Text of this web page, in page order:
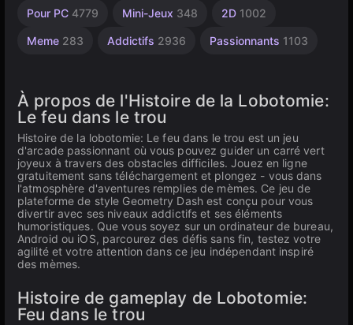
Pour PC 4779 Mini-Jeux 348 2D 1002
Meme 283 Addictifs 2936 Passionnants 1103
Sans
2846
Saut
Agilité
Bureau
À 1
4145
Indépendants
Géométrie
Navigateur
Construct
À propos de l'Histoire de la Lobotomie:
Le feu dans le trou
Histoire de la lobotomie: Le feu dans le trou est un jeu
d'arcade passionnant où vous pouvez guider un carré vert
joyeux à travers des obstacles difficiles. Jouez en ligne
gratuitement sans téléchargement et plongez - vous dans
l'atmosphère d'aventures remplies de mèmes. Ce jeu de
plateforme de style Geometry Dash est conçu pour vous
divertir avec ses niveaux addictifs et ses éléments
humoristiques. Que vous soyez sur un ordinateur de bureau,
Android ou iOS, parcourez des défis sans fin, testez votre
agilité et votre attention dans ce jeu indépendant inspiré
des mèmes.
Histoire de gameplay de Lobotomie:
Feu dans le trou